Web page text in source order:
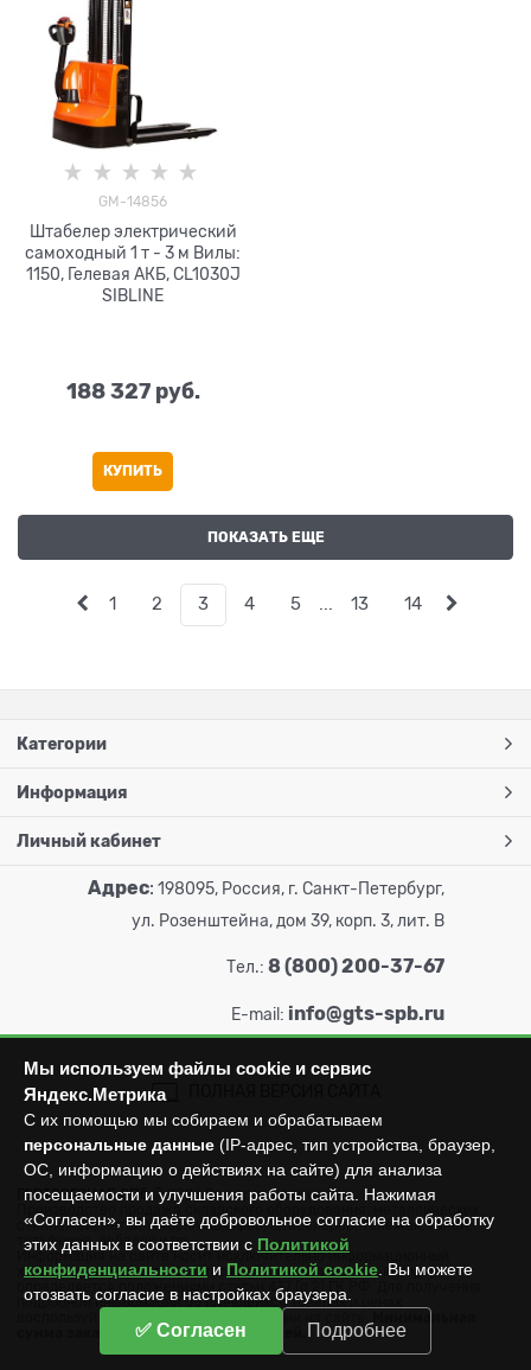
GM-14856
Штабелер электрический
самоходный 1 т - 3 м Вилы:
1150, Гелевая АКБ, CL1030J
SIBLINE
188 327 руб.
КУПИТЬ
ПОКАЗАТЬ ЕЩЕ
1 2 3 4 5 13 14
Категории
Информация
Личный кабинет
Адрес: 198095, Россия, г. Санкт-Петербург,
ул. Розенштейна, дом 39, корп. 3, лит. В
Тел.: 8 (800) 200-37-67
E-mail: info@gts-spb.ru
ГОРТОРГСНАБ СПб © 2026Все права защищены.
Производство продажа складского оборудования: металлических
стеллажей, металлических шкафов, штабелеров, тележек, талей,
тельферов, лебедок и пр.
Информация на сайте носит исключительно информационный
характер и не может считаться публичной офертой, которая
определяется положениями статьи 437 (п.2) ГК РФ. Для получения
подробной информации об имеющихся товарах и ценах
сумма заказа составляет 3000 рублей.
Мы используем файлы cookie и сервис
Яндекс.Метрика
С их помощью мы собираем и обрабатываем
персональные данные (IP-адрес, тип устройства, браузер,
ОС, информацию о действиях на сайте) для анализа
посещаемости и улучшения работы сайта. Нажимая
«Согласен», вы даёте добровольное согласие на обработку
этих данных в соответствии с Политикой
конфиденциальности и Политикой cookie . Вы можете
отозвать согласие в настройках браузера.
✅ Согласен Подробнее